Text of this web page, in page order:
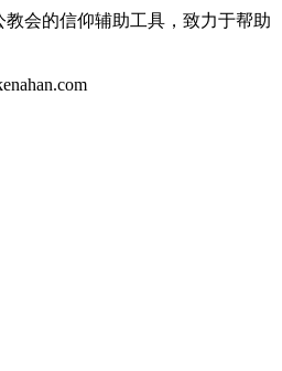
教会的信仰辅助工具，致力于帮助